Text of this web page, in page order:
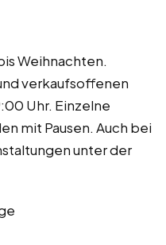
Weihnachten.
verkaufsoffenen
Uhr. Einzelne
mit Pausen. Auch bei
unter der